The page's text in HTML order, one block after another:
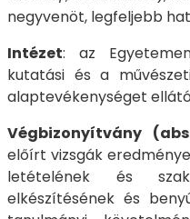
negyvenöt, legfeljebb
Intézet: az
kutatási és a
alaptevékenységet
Végbizonyítvány
előírt vizsgák
letételének és
elkészítésének és